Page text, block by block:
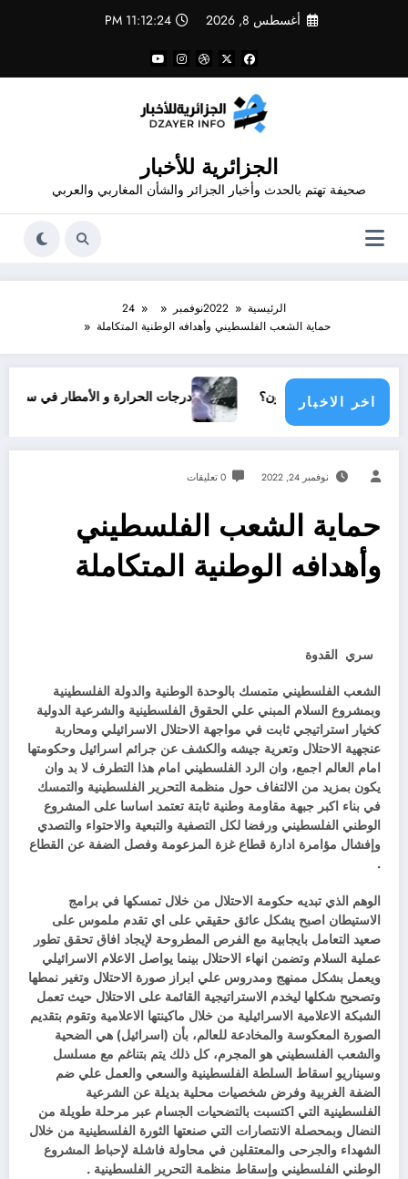
أغسطس 8, 2026 11:12:24 PM
الجزائرية للأخبار
صحيفة تهتم بالحدث وأخبار الجزائر والشأن المغاربي والعربي
الرئيسية 2022نوفمبر
24
حماية الشعب الفلسطيني وأهدافه الوطنية المتكاملة
اخر الاخبار
دولي يناشدون؟ درجات الحرارة و الأمطار في سبتمبر 2026 في الجزائر
نوفمبر 24, 2022 0 تعليقات
حماية الشعب الفلسطيني
وأهدافه الوطنية المتكاملة
سري القدوة
الشعب الفلسطيني متمسك بالوحدة الوطنية والدولة الفلسطينية
وبمشروع السلام المبني علي الحقوق الفلسطينية والشرعية الدولية
كخيار استراتيجي ثابت في مواجهة الاحتلال الاسرائيلي ومحاربة
عنجهية الاحتلال وتعرية جيشه والكشف عن جرائم اسرائيل وحكومتها
امام العالم اجمع، وان الرد الفلسطيني امام هذا التطرف لا بد وان
يكون بمزيد من الالتفاف حول منظمة التحرير الفلسطينية والتمسك
في بناء اكبر جبهة مقاومة وطنية ثابتة تعتمد اساسا على المشروع
الوطني الفلسطيني ورفضا لكل التصفية والتبعية والاحتواء والتصدي
وإفشال مؤامرة ادارة قطاع غزة المزعومة وفصل الضفة عن القطاع
.
الوهم الذي تبديه حكومة الاحتلال من خلال تمسكها في برامج
الاستيطان اصبح يشكل عائق حقيقي على اي تقدم ملموس على
صعيد التعامل بايجابية مع الفرص المطروحة لإيجاد افاق تحقق تطور
عملية السلام وتضمن انهاء الاحتلال بينما يواصل الاعلام الاسرائيلي
ويعمل بشكل ممنهج ومدروس علي ابراز صورة الاحتلال وتغير نمطها
وتصحيح شكلها ليخدم الاستراتيجية القائمة على الاحتلال حيث تعمل
الشبكة الاعلامية الاسرائيلية من خلال ماكينتها الاعلامية وتقوم بتقديم
الصورة المعكوسة والمخادعة للعالم، بأن (اسرائيل) هي الضحية
والشعب الفلسطيني هو المجرم، كل ذلك يتم بتناغم مع مسلسل
وسيناريو اسقاط السلطة الفلسطينية والسعي والعمل علي ضم
الضفة الغربية وفرض شخصيات محلية بديلة عن الشرعية
الفلسطينية التي اكتسبت بالتضحيات الجسام عبر مرحلة طويلة من
النضال وبمحصلة الانتصارات التي صنعتها الثورة الفلسطينية من خلال
الشهداء والجرحى والمعتقلين في محاولة فاشلة لإحباط المشروع
الوطني الفلسطيني وإسقاط منظمة التحرير الفلسطينية .